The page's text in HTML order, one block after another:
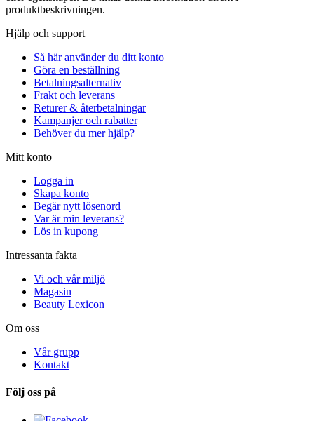
produktbeskrivningen.
Hjälp och support
Så här använder du ditt konto
Göra en beställning
Betalningsalternativ
Frakt och leverans
Returer & återbetalningar
Kampanjer och rabatter
Behöver du mer hjälp?
Mitt konto
Logga in
Skapa konto
Begär nytt lösenord
Var är min leverans?
Lös in kupong
Intressanta fakta
Vi och vår miljö
Magasin
Beauty Lexicon
Om oss
Vår grupp
Kontakt
Följ oss på